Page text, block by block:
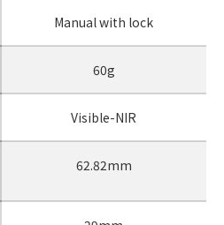
Manual with lock
60g
Visible-NIR
62.82mm